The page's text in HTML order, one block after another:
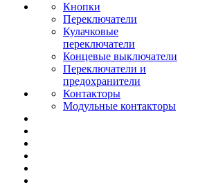
Кнопки
Переключатели
Кулачковые
переключатели
Концевые выключатели
Переключатели и
предохранители
Контакторы
Модульные контакторы